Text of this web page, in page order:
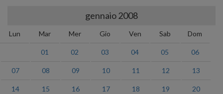
gennaio 2008
Lun Mar Mer Gio Ven Sab Dom
01 02 03 04 05 06
07 08 09 10 11 12 13
14 15 16 17 18 19 20